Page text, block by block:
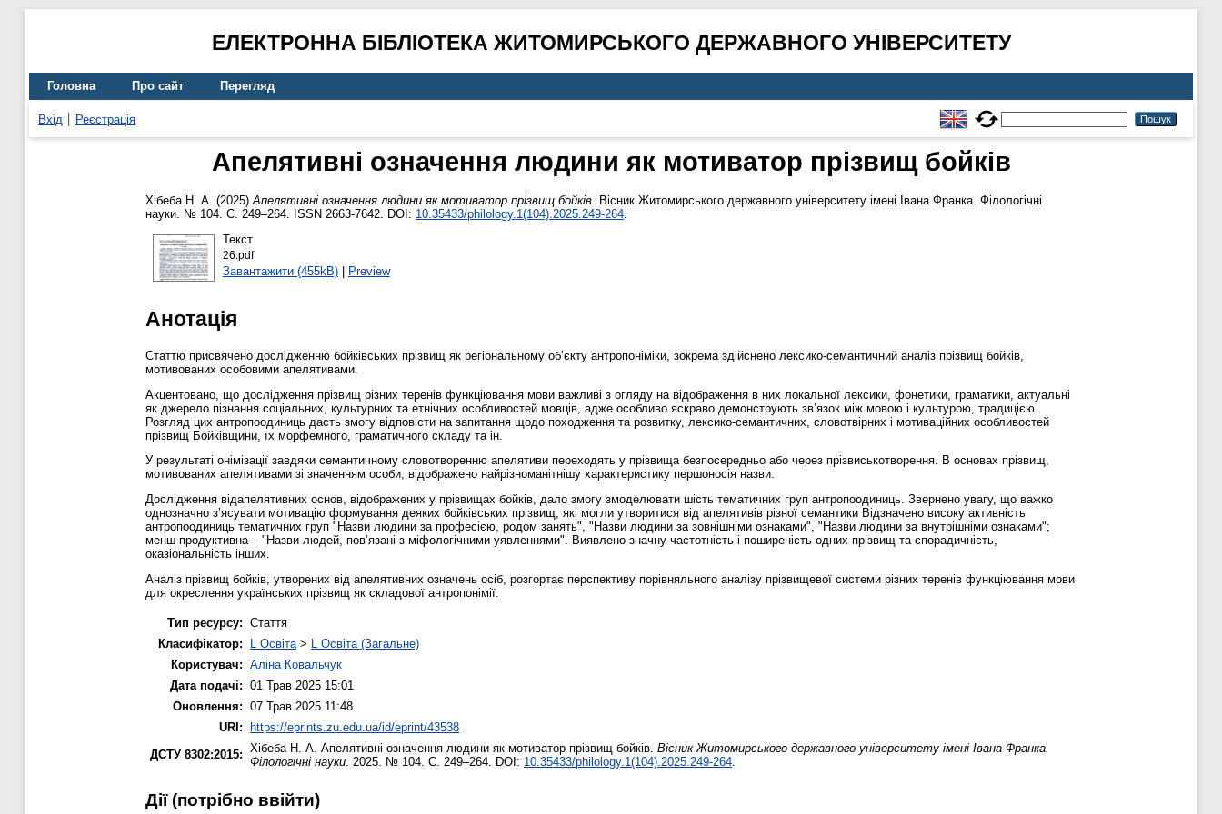
ЕЛЕКТРОННА БІБЛІОТЕКА ЖИТОМИРСЬКОГО ДЕРЖАВНОГО УНІВЕРСИТЕТУ
Головна Про сайт Перегляд
Вхід Реєстрація
Апелятивні означення людини як мотиватор прізвищ бойків
Хібеба Н. А. (2025)Апелятивні означення людини як мотиватор прізвищ бойків. Вісник Житомирського державного університету імені Івана Франка. Філологічні
науки. № 104. С. 249–264. ISSN 2663-7642. DOI: 10.35433/philology.1(104).2025.249-264.
Текст
26.pdf
Завантажити (455kB)| Preview
Анотація
Статтю присвячено дослідженню бойківських прізвищ як регіональному об’єкту антропоніміки, зокрема здійснено лексико-семантичний аналіз прізвищ бойків,
мотивованих особовими апелятивами.
Акцентовано, що дослідження прізвищ різних теренів функціювання мови важливі з огляду на відображення в них локальної лексики, фонетики, граматики, актуальні
як джерело пізнання соціальних, культурних та етнічних особливостей мовців, адже особливо яскраво демонструють звʼязок між мовою і культурою, традицією.
Розгляд цих антропоодиниць дасть змогу відповісти на запитання щодо походження та розвитку, лексико-семантичних, словотвірних і мотиваційних особливостей
прізвищ Бойківщини, їх морфемного, граматичного складу та ін.
У результаті онімізації завдяки семантичному словотворенню апелятиви переходять у прізвища безпосередньо або через прізвиськотворення. В основах прізвищ,
мотивованих апелятивами зі значенням особи, відображено найрізноманітнішу характеристику першоносія назви.
Дослідження відапелятивних основ, відображених у прізвищах бойків, дало змогу змоделювати шість тематичних груп антропоодиниць. Звернено увагу, що важко
однозначно зʼясувати мотивацію формування деяких бойківських прізвищ, які могли утворитися від апелятивів різної семантики Відзначено високу активність
антропоодиниць тематичних груп "Назви людини за професією, родом занять", "Назви людини за зовнішніми ознаками", "Назви людини за внутрішніми ознаками";
менш продуктивна ‒ "Назви людей, повʼязані з міфологічними уявленнями". Виявлено значну частотність і поширеність одних прізвищ та спорадичність,
оказіональність інших.
Аналіз прізвищ бойків, утворених від апелятивних означень осіб, розгортає перспективу порівняльного аналізу прізвищевої системи різних теренів функціювання мови
для окреслення українських прізвищ як складової антропонімії.
Тип ресурсу: Стаття
Класифікатор:
L Освіта >
L Освіта (Загальне)
Користувач: Аліна Ковальчук
Дата подачі: 01 Трав 2025 15:01
Оновлення: 07 Трав 2025 11:48
URI:
https://eprints.zu.edu.ua/id/eprint/43538
ДСТУ 8302:2015: Хібеба Н. А. Апелятивні означення людини як мотиватор прізвищ бойків. Вісник Житомирського державного університету імені Івана Франка.
Філологічні науки . 2025. № 104. С. 249–264. DOI: 10.35433/philology.1(104).2025.249-264
Дії ​​(потрібно ввійти)